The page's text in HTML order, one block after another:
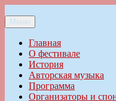
к
содержимому
Ильменский фестиваль
Меню
Главная
О фестивале
История
Авторская музыка
Программа
Организаторы и